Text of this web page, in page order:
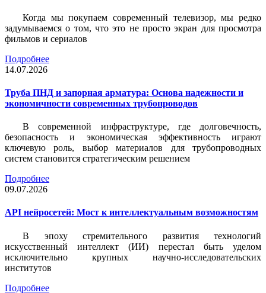
Когда мы покупаем современный телевизор, мы редко
задумываемся о том, что это не просто экран для просмотра
фильмов и сериалов
Подробнее
14.07.2026
Труба ПНД и запорная арматура: Основа надежности и
экономичности современных трубопроводов
В современной инфраструктуре, где долговечность,
безопасность и экономическая эффективность играют
ключевую роль, выбор материалов для трубопроводных
систем становится стратегическим решением
Подробнее
09.07.2026
API нейросетей: Мост к интеллектуальным возможностям
В эпоху стремительного развития технологий
искусственный интеллект (ИИ) перестал быть уделом
исключительно крупных научно-исследовательских
институтов
Подробнее